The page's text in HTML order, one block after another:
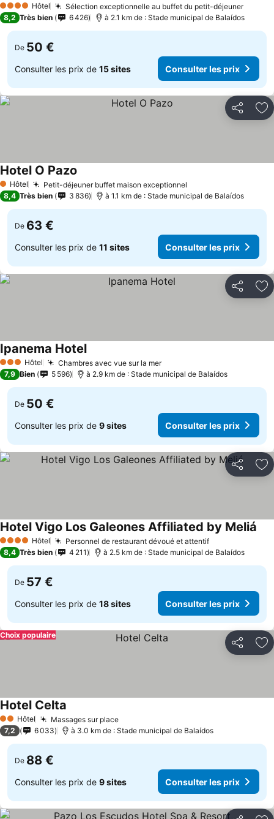
4 Étoiles Hôtel Sélection exceptionnelle au buffet du petit-déjeuner
8,2 Très bien 6 426 à 2.1 km de : Stade municipal de Balaídos
De 50 €
Consulter les prix de 15 sites Consulter les prix
Partager
1 Étoiles
Hôtel Petit-déjeuner buffet maison exceptionnel
Hotel O Pazo
8,4 Très bien 3 836 à 1.1 km de : Stade municipal de Balaídos
De 63 €
Consulter les prix de 11 sites Consulter les prix
Partager
3 ÉtoilesHôtel Chambres avec vue sur la mer
Ipanema Hotel
7,9 Bien 5 596 à 2.9 km de : Stade municipal de Balaídos
De 50 €
Consulter les prix de 9 sites Consulter les prix
Partager
4 Étoiles Hôtel Personnel de restaurant dévoué et attentif
Hotel Vigo Los Galeones Affiliated by Meliá
8,4 Très bien 4 211 à 2.5 km de : Stade municipal de Balaídos
De 57 €
Consulter les prix de 18 sites Consulter les prix
Partager
Choix populaire
2 Étoiles
Hôtel Massages sur place
Hotel Celta
7,2 6 033 à 3.0 km de : Stade municipal de Balaídos
De 88 €
Consulter les prix de 9 sites Consulter les prix